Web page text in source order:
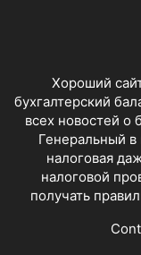
Хороший
бухгалтерский
всех новостей о
Генеральный в
налоговая
налоговой
получать